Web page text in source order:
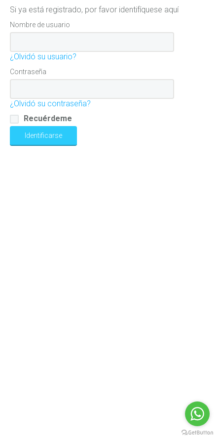
Si ya está registrado, por favor identifíquese aquí
Nombre de usuario
¿Olvidó su usuario?
Contraseña
¿Olvidó su contraseña?
Recuérdeme
Identificarse